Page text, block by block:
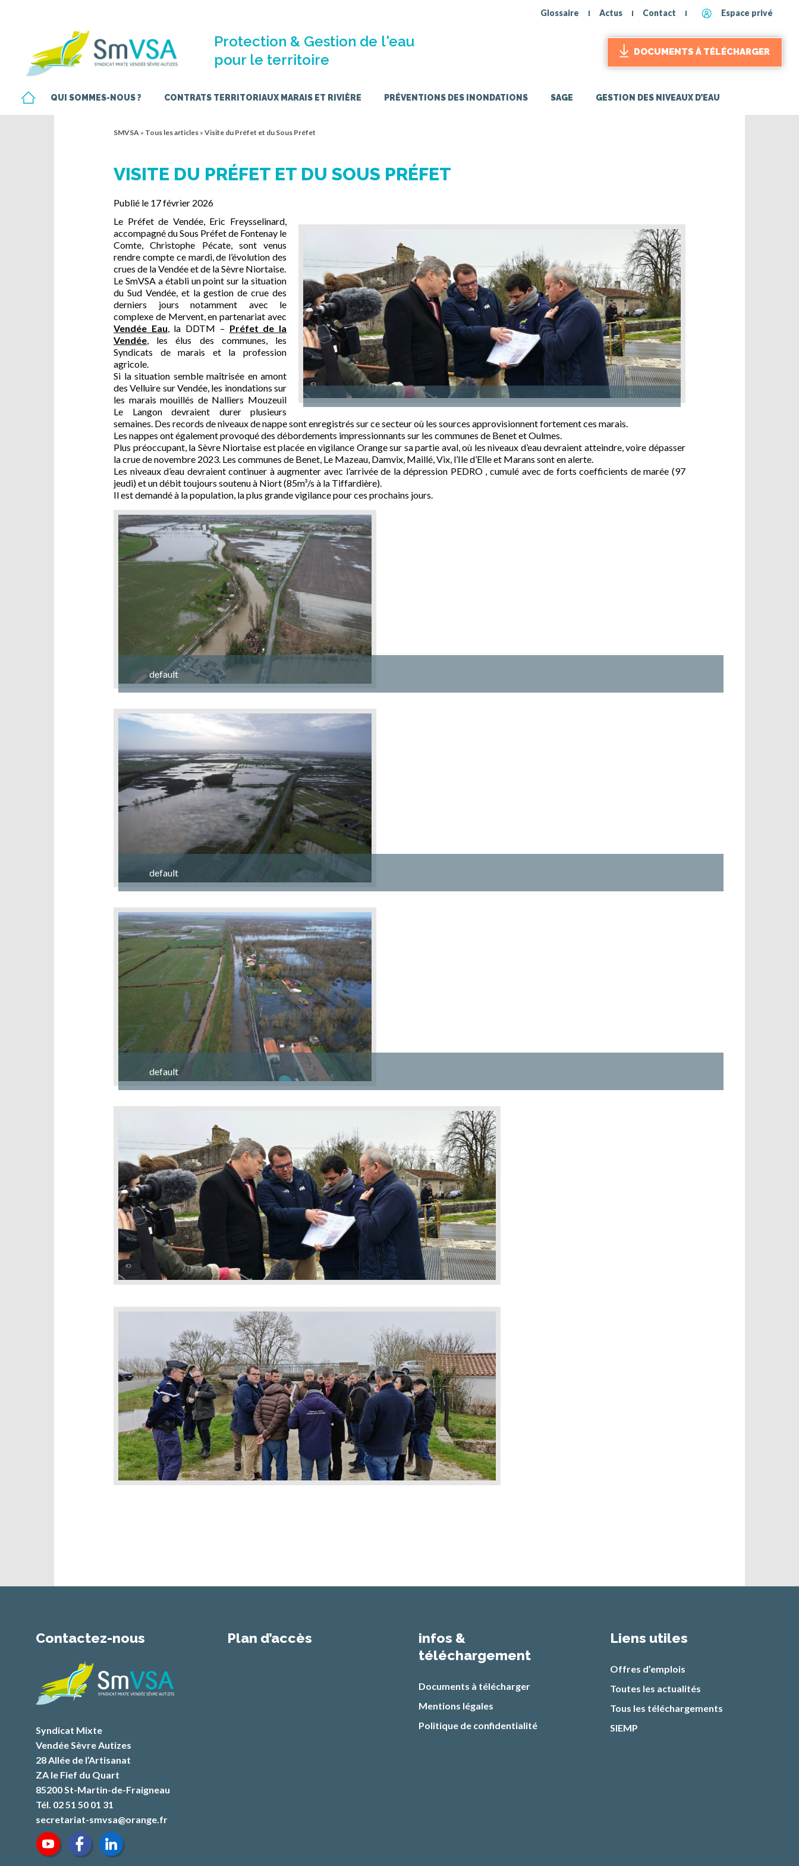
Glossaire Actus Contact Espace privé
Protection & Gestion de l'eau
pour le territoire
DOCUMENTS À TÉLÉCHARGER
QUI SOMMES-NOUS ? CONTRATS TERRITORIAUX MARAIS ET RIVIÈRE PRÉVENTIONS DES INONDATIONS SAGE GESTION DES NIVEAUX D’EAU
SMVSA » Tous les articles » Visite du Préfet et du Sous Préfet
VISITE DU PRÉFET ET DU SOUS PRÉFET
Publié le 17 février 2026
Le Préfet de Vendée, Eric Freysselinard,
accompagné du Sous Préfet de Fontenay le
Comte, Christophe Pécate, sont venus
rendre compte ce mardi, de l’évolution des
crues de la Vendée et de la Sèvre Niortaise.
Le SmVSA a établi un point sur la situation
du Sud Vendée, et la gestion de crue des
derniers jours notamment avec le
complexe de Mervent, en partenariat avec
Vendée Eau, la DDTM – Préfet de la
Vendée, les élus des communes, les
Syndicats de marais et la profession
agricole.
Si la situation semble maîtrisée en amont
des Velluire sur Vendée, les inondations sur
les marais mouillés de Nalliers Mouzeuil
Le Langon devraient durer plusieurs
semaines. Des records de niveaux de nappe sont enregistrés sur ce secteur où les sources approvisionnent fortement ces marais.
Les nappes ont également provoqué des débordements impressionnants sur les communes de Benet et Oulmes.
Plus préoccupant, la Sèvre Niortaise est placée en vigilance Orange sur sa partie aval, où les niveaux d’eau devraient atteindre, voire dépasser
la crue de novembre 2023. Les communes de Benet, Le Mazeau, Damvix, Maillé, Vix, l’Ile d’Elle et Marans sont en alerte.
Les niveaux d’eau devraient continuer à augmenter avec l’arrivée de la dépression PEDRO , cumulé avec de forts coefficients de marée (97
jeudi) et un débit toujours soutenu à Niort (85m³/s à la Tiffardière).
Il est demandé à la population, la plus grande vigilance pour ces prochains jours.
default
default
default
Contactez-nous
Syndicat Mixte
Vendée Sèvre Autizes
28 Allée de l’Artisanat
ZA le Fief du Quart
85200 St-Martin-de-Fraigneau
Tél. 02 51 50 01 31
secretariat-smvsa@orange.fr
Plan d’accès
infos &
téléchargement
Documents à télécharger
Mentions légales
Politique de confidentialité
Liens utiles
Offres d’emplois
Toutes les actualités
Tous les téléchargements
SIEMP